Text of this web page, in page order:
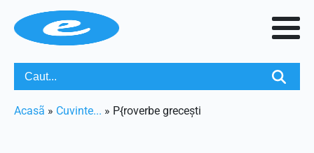
Acasã » Cuvinte... » P{roverbe grecești